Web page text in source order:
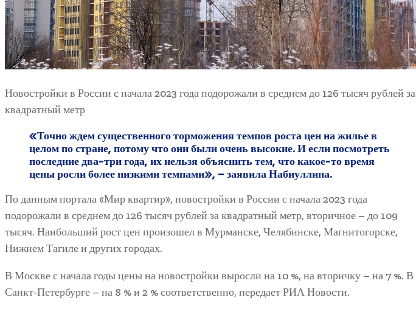
Новостройки в России с начала 2023 года подорожали в среднем до 126 тысяч рублей за
квадратный метр
«Точно ждем существенного торможения темпов роста цен на жилье в
целом по стране, потому что они были очень высокие. И если посмотреть
последние два-три года, их нельзя объяснить тем, что какое-то время
цены росли более низкими темпами», – заявила Набиуллина.
По данным портала «Мир квартир», новостройки в России с начала 2023 года
подорожали в среднем до 126 тысяч рублей за квадратный метр, вторичное – до 109
тысяч. Наибольший рост цен произошел в Мурманске, Челябинске, Магнитогорске,
Нижнем Тагиле и других городах.
В Москве с начала годы цены на новостройки выросли на 10 %, на вторичку – на 7 %. В
Санкт-Петербурге – на 8 % и 2 % соответственно, передает РИА Новости.